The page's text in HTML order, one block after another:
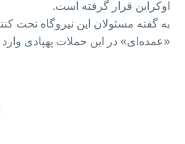
اوکراین قرار گرفته است.
به گفته مسئولان این نیروگاه تحت
«عمده‌ای» در این حملات پهپادی